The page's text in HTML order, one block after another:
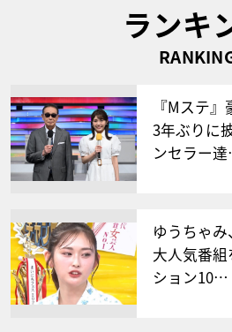
ランキ
『Mステ
3年ぶりに
ンセラー
ゆうちゃ
大人気番組
ション10…